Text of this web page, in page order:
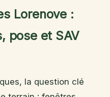
Lorenove :
pose et SAV
la question clé